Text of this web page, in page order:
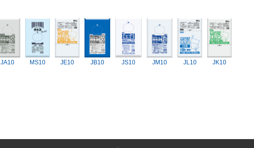
JA10 MS10 JE10 JB10 JS10 JM10 JL10 JK10